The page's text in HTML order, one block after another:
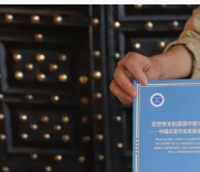
Bilim ve
Çin Fuarları
Gündem